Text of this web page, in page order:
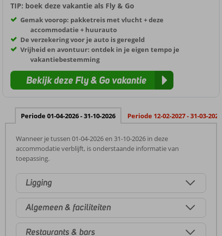
TIP: boek deze vakantie als Fly & Go
Gemak voorop: pakketreis met vlucht + deze
accommodatie + huurauto
De verzekering voor je auto is geregeld
Vrijheid en avontuur: ontdek in je eigen tempo je
vakantiebestemming
Bekijk deze Fly & Go vakantie
Periode 01-04-2026 - 31-10-2026 Periode 12-02-2027 - 31-03-2027
Wanneer je tussen 01-04-2026 en 31-10-2026 in deze
accommodatie verblijft, is onderstaande informatie van
toepassing.
Ligging
Algemeen & faciliteiten
Restaurants & bars